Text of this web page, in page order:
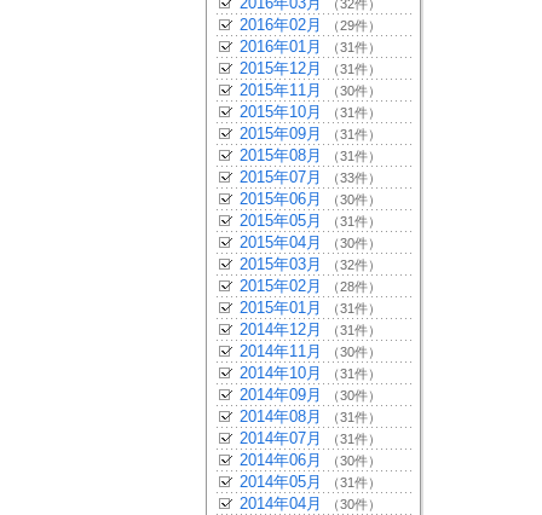
（32件）
2016年02月 （29件）
2016年01月 （31件）
2015年12月 （31件）
2015年11月 （30件）
2015年10月 （31件）
2015年09月 （31件）
2015年08月 （31件）
2015年07月 （33件）
2015年06月 （30件）
2015年05月 （31件）
2015年04月 （30件）
2015年03月 （32件）
2015年02月 （28件）
2015年01月 （31件）
2014年12月 （31件）
2014年11月 （30件）
2014年10月 （31件）
2014年09月 （30件）
2014年08月 （31件）
2014年07月 （31件）
2014年06月 （30件）
2014年05月 （31件）
2014年04月 （30件）